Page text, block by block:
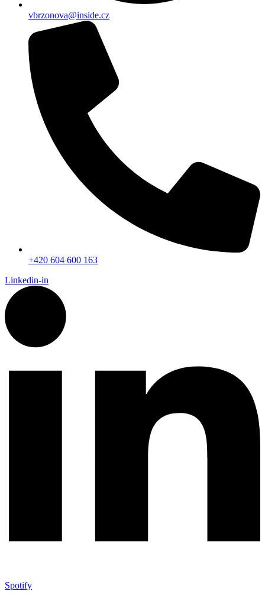
vbrzonova@inside.cz
+420 604 600 163
Linkedin-in
Spotify